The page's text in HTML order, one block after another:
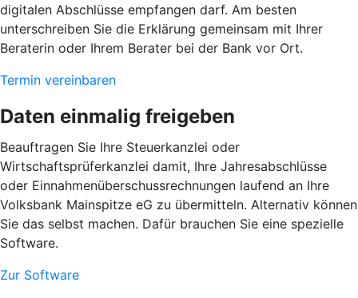
digitalen Abschlüsse empfangen darf. Am besten
unterschreiben Sie die Erklärung gemeinsam mit Ihrer
Beraterin oder Ihrem Berater bei der Bank vor Ort.
Termin vereinbaren
Daten einmalig freigeben
Beauftragen Sie Ihre Steuerkanzlei oder
Wirtschaftsprüferkanzlei damit, Ihre Jahresabschlüsse
oder Einnahmenüberschussrechnungen laufend an Ihre
Volksbank Mainspitze eG zu übermitteln. Alternativ können
Sie das selbst machen. Dafür brauchen Sie eine spezielle
Software.
Zur Software